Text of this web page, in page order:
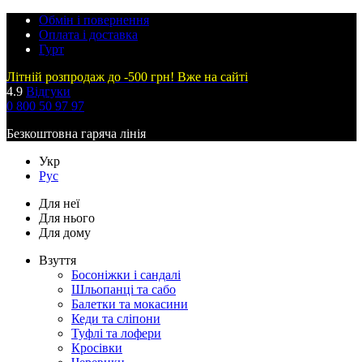
Обмін і повернення
Оплата і доставка
Гурт
Літній розпродаж до -500 грн! Вже на сайті
4.9 Відгуки
0 800 50 97 97
Безкоштовна гаряча лінія
Укр
Рус
Для неї
Для нього
Для дому
Взуття
Босоніжки і сандалі
Шльопанці та сабо
Балетки та мокасини
Кеди та сліпони
Туфлі та лофери
Кросівки